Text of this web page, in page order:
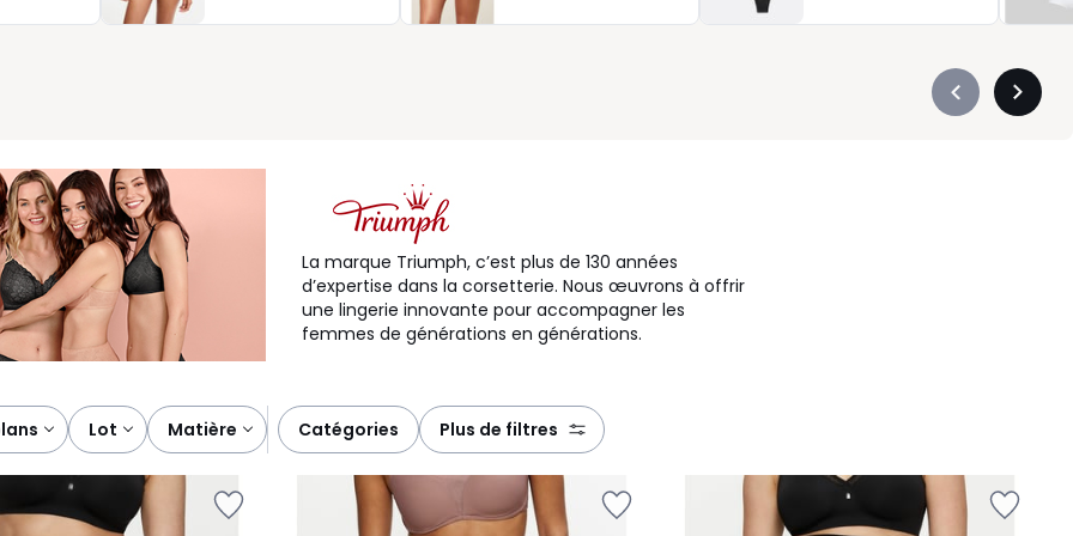
soir avec assurance. Notre mission : vous aider à vous sentir
Précédent
La marque Triumph, c’est plus de 130 années
d’expertise dans la corsetterie. Nous œuvrons à offrir
une lingerie innovante pour accompagner les
femmes de générations en générations.
lot matière catégories plus de filtres